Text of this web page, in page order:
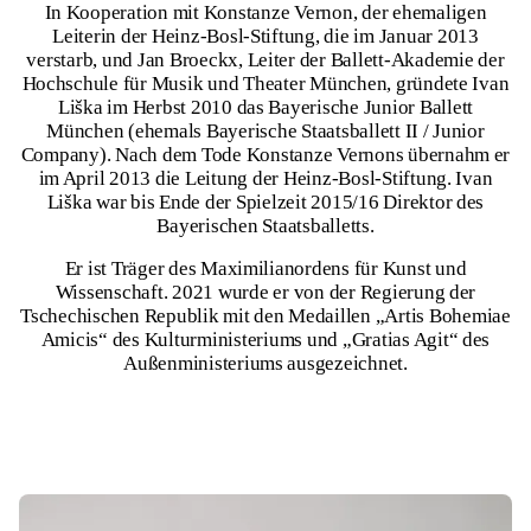
In Kooperation mit Konstanze Vernon, der ehemaligen
Leiterin der Heinz-Bosl-Stiftung, die im Januar 2013
verstarb, und Jan Broeckx, Leiter der Ballett-Akademie der
Hochschule für Musik und Theater München, gründete Ivan
Liška im Herbst 2010 das Bayerische Junior Ballett
München (ehemals Bayerische Staatsballett II / Junior
Company). Nach dem Tode Konstanze Vernons übernahm er
im April 2013 die Leitung der Heinz-Bosl-Stiftung. Ivan
Liška war bis Ende der Spielzeit 2015/16 Direktor des
Bayerischen Staatsballetts.
Er ist Träger des Maximilianordens für Kunst und
Wissenschaft. 2021 wurde er von der Regierung der
Tschechischen Republik mit den Medaillen „Artis Bohemiae
Amicis“ des Kulturministeriums und „Gratias Agit“ des
Außenministeriums ausgezeichnet.